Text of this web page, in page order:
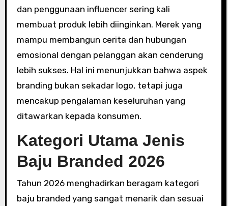
dan penggunaan influencer sering kali
membuat produk lebih diinginkan. Merek yang
mampu membangun cerita dan hubungan
emosional dengan pelanggan akan cenderung
lebih sukses. Hal ini menunjukkan bahwa aspek
branding bukan sekadar logo, tetapi juga
mencakup pengalaman keseluruhan yang
ditawarkan kepada konsumen.
Kategori Utama Jenis
Baju Branded 2026
Tahun 2026 menghadirkan beragam kategori
baju branded yang sangat menarik dan sesuai